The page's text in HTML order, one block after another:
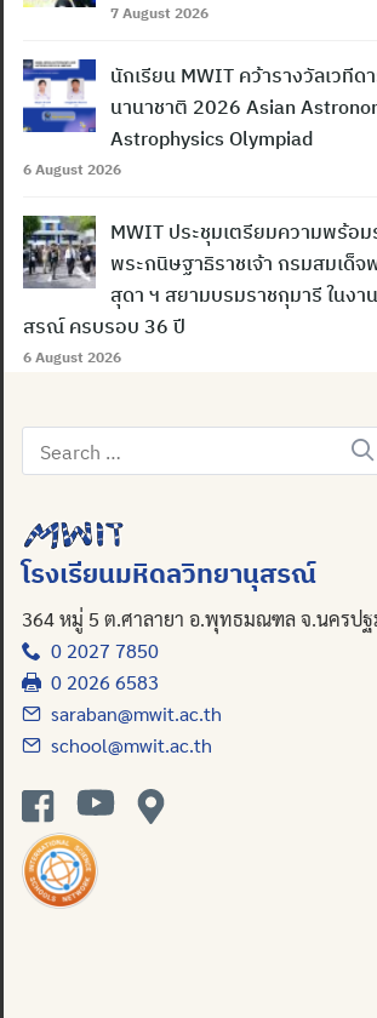
7 August 2026
นักเรียน MWIT คว้ารางวัลเวทีด
นานาชาติ 2026 Asian
Astrophysics Olympiad
6 August 2026
MWIT ประชุมเตรียมความพร้อม
พระกนิษฐาธิราชเจ้า กรมสมเด็จ
สุดา ฯ สยามบรมราชกุมารี ในง
สรณ์ ครบรอบ 36 ปี
6 August 2026
Search
for:
โรงเรียนมหิดลวิทยานุสรณ์
364 หมู่ 5 ต.ศาลายา อ.พุทธมณฑล จ.นครป
0 2027 7850
0 2026 6583
saraban@mwit.ac.th
school@mwit.ac.th